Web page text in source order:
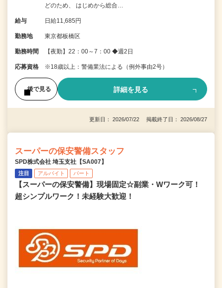
どのため、 はじめから総合…
給与 日給11,685円
勤務地 東京都板橋区
勤務時間 【夜勤】22：00～7：00 ◆週2日
応募資格 ※18歳以上：警備業法による（例外事由2号）
後で見る 詳細を見る
更新日： 2026/07/22 掲載終了日： 2026/08/27
スーパーの保安警備スタッフ
SPD株式会社 埼玉支社【SA007】
注目 アルバイト パート
【スーパーの保安警備】現場固定☆副業・Wワーク可！
超シンプルワーク！未経験大歓迎！